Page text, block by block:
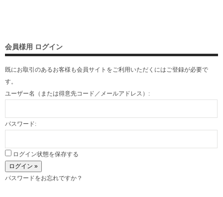
会員様用 ログイン
既にお取引のあるお客様も会員サイトをご利用いただくにはご登録が必要で
す。
ユーザー名（または得意先コード／メールアドレス）:
パスワード:
ログイン状態を保存する
パスワードをお忘れですか？